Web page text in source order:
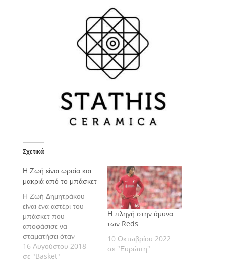
Σχετικά
Η Ζωή είναι ωραία και
μακριά από το μπάσκετ
Η Ζωή Δημητράκου
είναι ένα αστέρι του
μπάσκετ που
αποφάσισε να
σταματήσει όταν
έλαμψε περισσότερο
από ποτέ. Στα 29 της
16 Αυγούστου 2018
σε "Basket"
Η πληγή στην άμυνα
των Reds
10 Οκτωβρίου 2022
σε "Ευρώπη"